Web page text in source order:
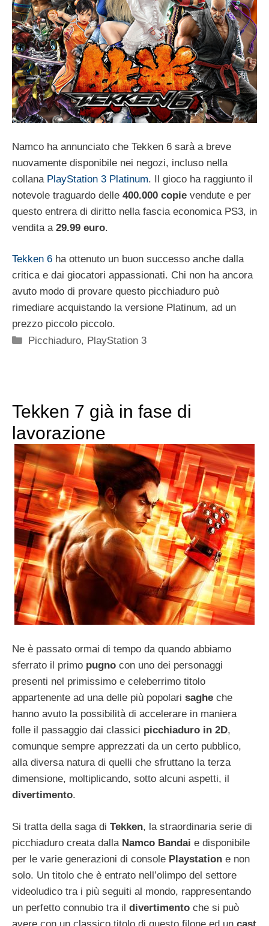
Namco ha annunciato che Tekken 6 sarà a breve
nuovamente disponibile nei negozi, incluso nella
collana PlayStation 3 Platinum. Il gioco ha raggiunto il
notevole traguardo delle 400.000 copie vendute e per
questo entrera di diritto nella fascia economica PS3, in
vendita a 29.99 euro.
Tekken 6 ha ottenuto un buon successo anche dalla
critica e dai giocatori appassionati. Chi non ha ancora
avuto modo di provare questo picchiaduro può
rimediare acquistando la versione Platinum, ad un
prezzo piccolo piccolo.
Categorie
Picchiaduro, PlayStation 3
Tekken 7 già in fase di
lavorazione
Ne è passato ormai di tempo da quando abbiamo
sferrato il primo pugno con uno dei personaggi
presenti nel primissimo e celeberrimo titolo
appartenente ad una delle più popolari saghe che
hanno avuto la possibilità di accelerare in maniera
folle il passaggio dai classici picchiaduro in 2D,
comunque sempre apprezzati da un certo pubblico,
alla diversa natura di quelli che sfruttano la terza
dimensione, moltiplicando, sotto alcuni aspetti, il
divertimento.
Si tratta della saga di Tekken, la straordinaria serie di
picchiaduro creata dalla Namco Bandai e disponibile
per le varie generazioni di console Playstation e non
solo. Un titolo che è entrato nell’olimpo del settore
videoludico tra i più seguiti al mondo, rappresentando
un perfetto connubio tra il divertimento che si può
avere con un classico titolo di questo filone ed un cast